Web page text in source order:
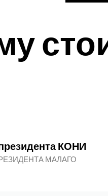
КОНИ
МАЛАГО